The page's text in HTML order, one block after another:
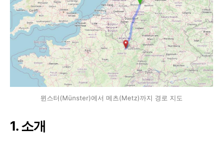
뮌스터(Münster)에서 메츠(Metz)까지 경로 지도
1.소개